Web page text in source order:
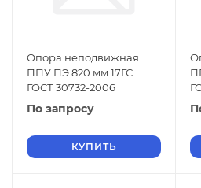
Опора неподвижная
ППУ ПЭ 820 мм 17ГС
ГОСТ 30732-2006
По запросу
КУПИТЬ